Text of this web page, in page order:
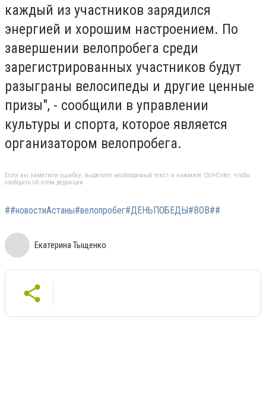
каждый из участников зарядился
энергией и хорошим настроением. По
завершении велопробега среди
зарегистрированных участников будут
разыграны велосипеды и другие ценные
призы", - сообщили в управлении
культуры и спорта, которое является
организатором велопробега.
Если вы заметили ошибку, выделите необходимый текст и нажмите Ctrl+Enter, чтобы
сообщить об этом редакции
##новостиАстаны#велопробег#ДЕНЬПОБЕДЫ#ВОВ##
Екатерина Тыщенко